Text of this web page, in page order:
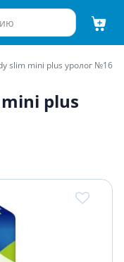
slim mini plus уролог №16
plus